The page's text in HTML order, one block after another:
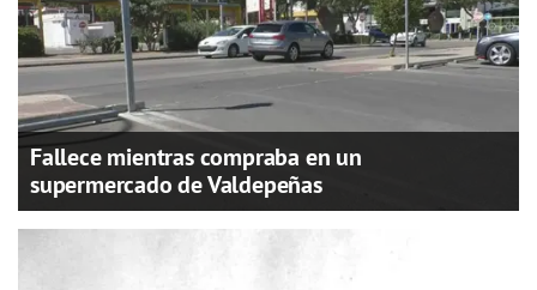
Fallece mientras compraba en un
supermercado de Valdepeñas